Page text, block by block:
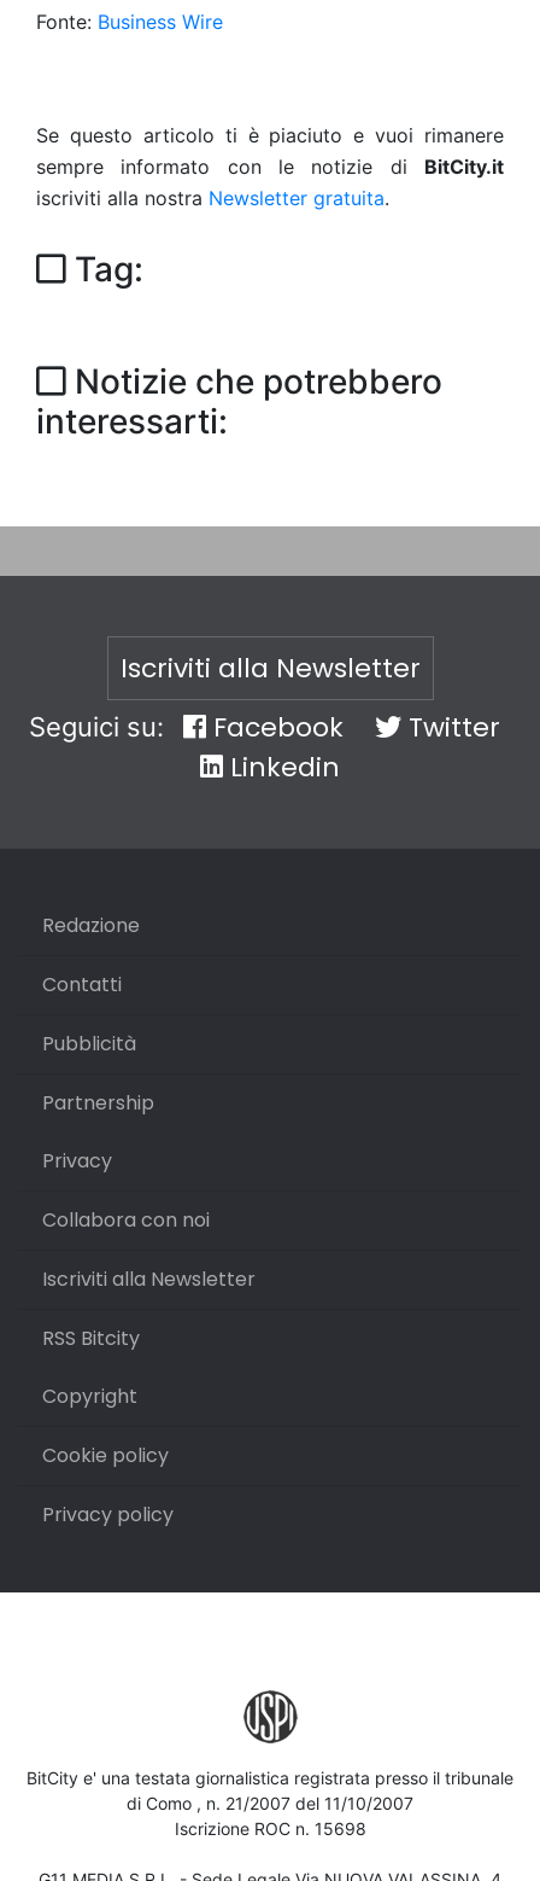
Fonte: Business Wire
Se questo articolo ti è piaciuto e vuoi rimanere
sempre informato con le notizie di BitCity.it
iscriviti alla nostra Newsletter gratuita.
Tag:
Notizie che potrebbero
interessarti:
Iscriviti alla Newsletter
Seguici su: Facebook
Twitter
Linkedin
Redazione
Contatti
Pubblicità
Partnership
Privacy
Collabora con noi
Iscriviti alla Newsletter
RSS Bitcity
Copyright
Cookie policy
Privacy policy
BitCity e' una testata giornalistica registrata presso il tribunale
di Como , n. 21/2007 del 11/10/2007
Iscrizione ROC n. 15698